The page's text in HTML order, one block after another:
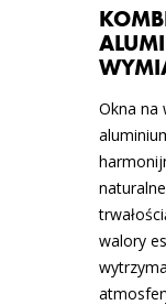
Okna na
walory